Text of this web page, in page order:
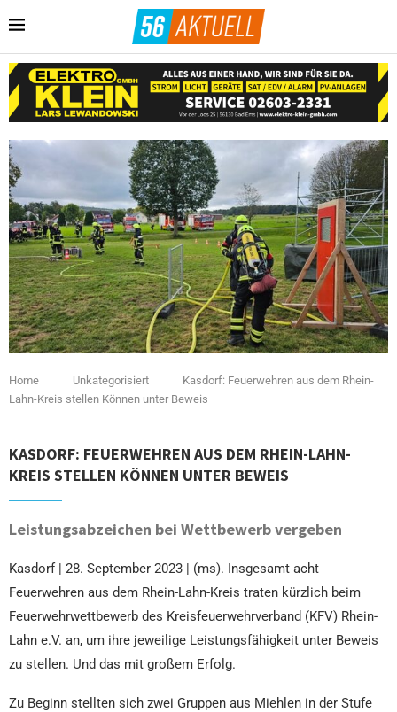
Home Unkategorisiert
Kasdorf: Feuerwehren aus dem Rhein-
Lahn-Kreis stellen Können unter Beweis
KASDORF: FEUERWEHREN AUS DEM RHEIN-LAHN-
KREIS STELLEN KÖNNEN UNTER BEWEIS
Leistungsabzeichen bei Wettbewerb vergeben
Kasdorf | 28. September 2023 | (ms). Insgesamt acht
Feuerwehren aus dem Rhein-Lahn-Kreis traten kürzlich beim
Feuerwehrwettbewerb des Kreisfeuerwehrverband (KFV) Rhein-
Lahn e.V. an, um ihre jeweilige Leistungsfähigkeit unter Beweis
zu stellen. Und das mit großem Erfolg.
Zu Beginn stellten sich zwei Gruppen aus Miehlen in der Stufe